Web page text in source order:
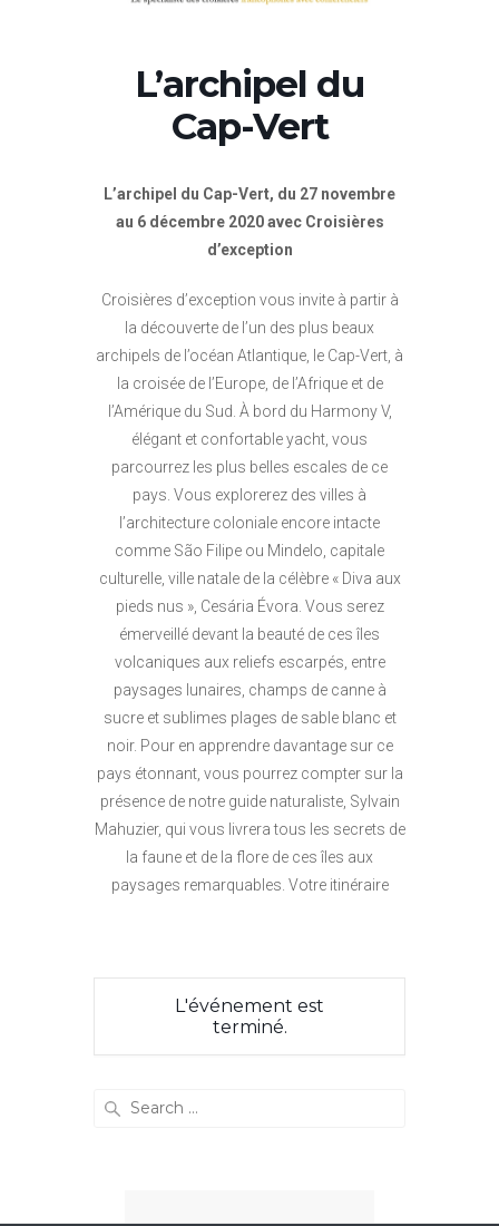
L’archipel du
Cap-Vert
L’archipel du Cap-Vert, du 27 novembre
au 6 décembre 2020 avec Croisières
d’exception
Croisières d’exception vous invite à partir à
la découverte de l’un des plus beaux
archipels de l’océan Atlantique, le Cap-Vert, à
la croisée de l’Europe, de l’Afrique et de
l’Amérique du Sud. À bord du Harmony V,
élégant et confortable yacht, vous
parcourrez les plus belles escales de ce
pays. Vous explorerez des villes à
l’architecture coloniale encore intacte
comme São Filipe ou Mindelo, capitale
culturelle, ville natale de la célèbre « Diva aux
pieds nus », Cesária Évora. Vous serez
émerveillé devant la beauté de ces îles
volcaniques aux reliefs escarpés, entre
paysages lunaires, champs de canne à
sucre et sublimes plages de sable blanc et
noir. Pour en apprendre davantage sur ce
pays étonnant, vous pourrez compter sur la
présence de notre guide naturaliste, Sylvain
Mahuzier, qui vous livrera tous les secrets de
la faune et de la flore de ces îles aux
paysages remarquables. Votre itinéraire
L'événement est
terminé.